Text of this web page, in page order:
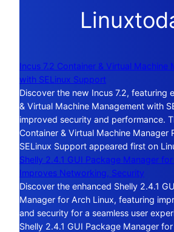
Incus 7.2 Container & Virtual Machine
with SELinux Support
Discover the new Incus 7.2, featuring
& Virtual Machine Management with
improved security and performance.
Container & Virtual Machine Manager
SELinux Support appeared first on
Shelly 2.4.1 GUI Package Manager
Improves Networking, Security
Discover the enhanced Shelly 2.4.1
Manager for Arch Linux, featuring
and security for a seamless user
Shelly 2.4.1 GUI Package Manager